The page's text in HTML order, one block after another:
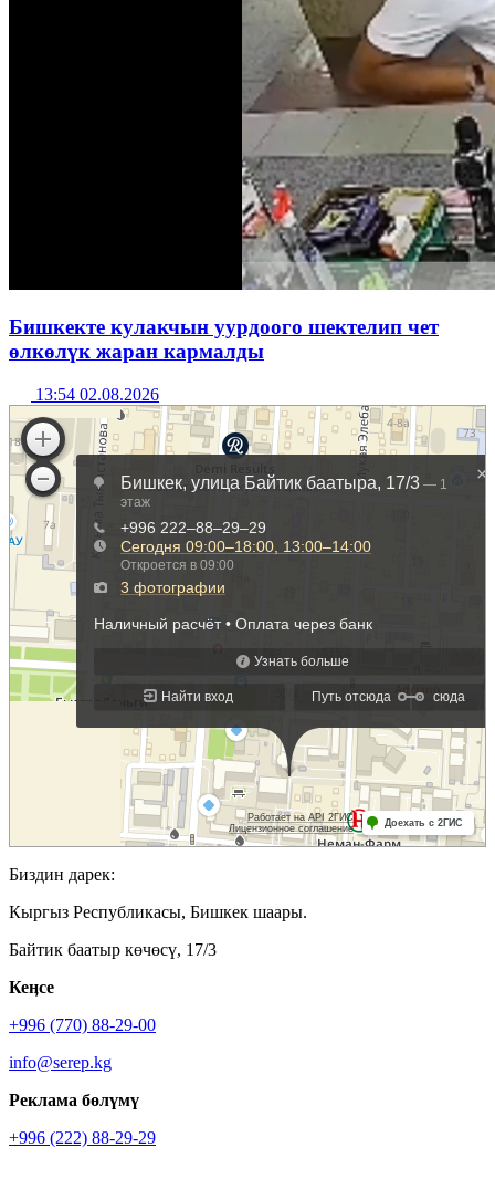
Бишкекте кулакчын уурдоого шектелип чет
өлкөлүк жаран кармалды
13:54 02.08.2026
Биздин дарек:
Кыргыз Республикасы, Бишкек шаары.
Байтик баатыр көчөсү, 17/3
Кеӊсе
+996 (770) 88-29-00
info@serep.kg
Реклама бөлүмү
+996 (222) 88-29-29